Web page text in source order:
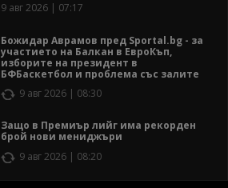
9 авг 2026 | 07:17
Божидар Аврамов пред Sportal.bg - за
участието на Балкан в ЕвроКъп,
изборите на президент в
БФБаскетбол и проблема със залите
9 авг 2026 | 08:30
Защо в Премиър лийг има рекорден
брой нови мениджъри
9 авг 2026 | 08:20